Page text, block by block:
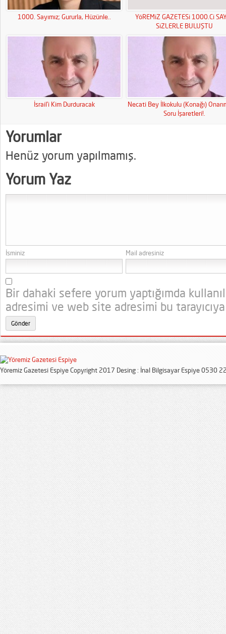
1000. Sayımız; Gururla, Hüzünle..
YöREMiZ GAZETESi 1000.Ci
SiZLERLE BULUŞTU
İsrail’i Kim Durduracak
Necati Bey İlkokulu (Konağı)
Soru İşaretleri!.
Yorumlar
Henüz yorum yapılmamış.
Yorum Yaz
İsminiz Mail adresiniz
Bir dahaki sefere yorum yaptığımda
adresimi ve web site adresimi bu
Yöremiz Gazetesi Espiye Copyright 2017 Desing : İnal Bilgisayar Espiye 0530